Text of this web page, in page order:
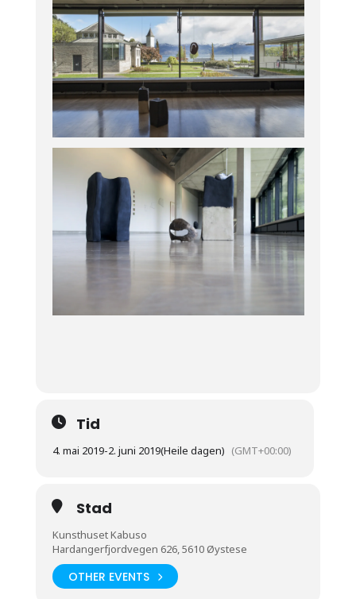
Tid
4. mai 2019-2. juni 2019(Heile dagen) (GMT+00:00)
Stad
Kunsthuset Kabuso
Hardangerfjordvegen 626, 5610 Øystese
OTHER EVENTS